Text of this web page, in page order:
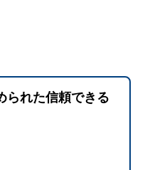
られた信頼できる